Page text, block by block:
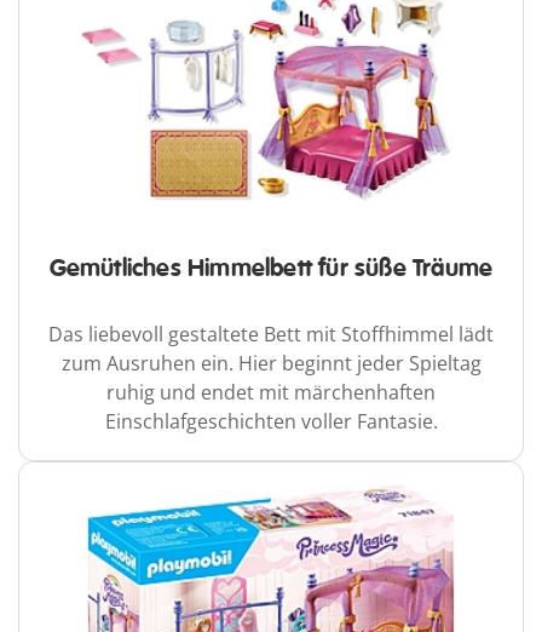
Gemütliches Himmelbett für süße Träume
Das liebevoll gestaltete Bett mit Stoffhimmel lädt
zum Ausruhen ein. Hier beginnt jeder Spieltag
ruhig und endet mit märchenhaften
Einschlafgeschichten voller Fantasie.